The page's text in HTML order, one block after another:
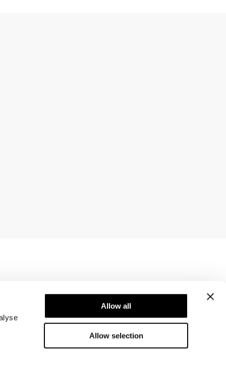
Allow all
Allow selection
Newsletter
Abonner på nyhetsbrevet vårt! Få eksklusive
tilbud, de siste nyhetene våre og mye mer.